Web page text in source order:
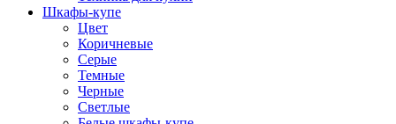
Шкафы-купе
Цвет
Коричневые
Серые
Темные
Черные
Светлые